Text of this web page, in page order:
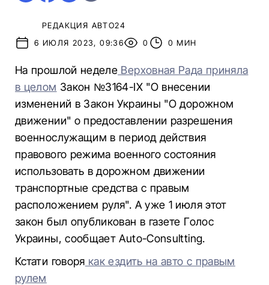
РЕДАКЦИЯ АВТО24
6 ИЮЛЯ 2023, 09:36
0 0 МИН
На прошлой неделе Верховная Рада приняла
в целом Закон №3164-IX "О внесении
изменений в Закон Украины "О дорожном
движении" о предоставлении разрешения
военнослужащим в период действия
правового режима военного состояния
использовать в дорожном движении
транспортные средства с правым
расположением руля". А уже 1 июля этот
закон был опубликован в газете Голос
Украины, сообщает Auto-Consultting.
Кстати говоря как ездить на авто с правым
рулем